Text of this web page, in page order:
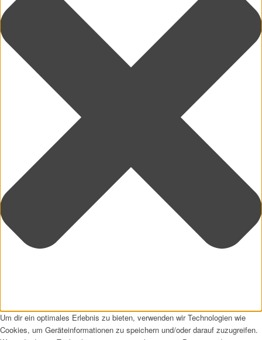
Um dir ein optimales Erlebnis zu bieten, verwenden wir Technologien wie
Cookies, um Geräteinformationen zu speichern und/oder darauf zuzugreifen.